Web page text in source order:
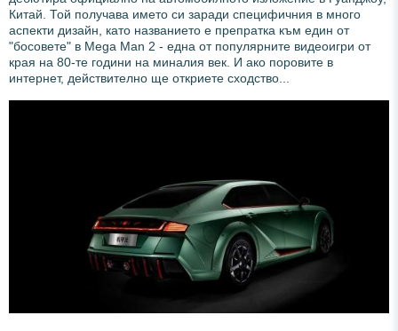
Китай. Той получава името си заради специфичния в много
аспекти дизайн, като названието е препратка към един от
"босовете" в Mega Man 2 - една от популярните видеоигри от
края на 80-те години на миналия век. И ако поровите в
интернет, действително ще откриете сходство...